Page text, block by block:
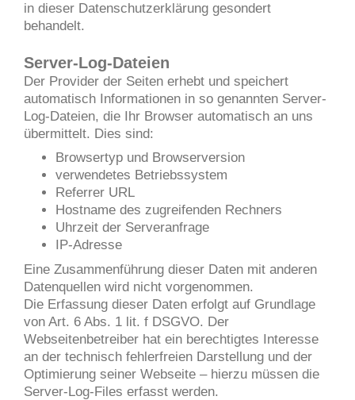
in dieser Datenschutzerklärung gesondert
behandelt.
Server-Log-Dateien
Der Provider der Seiten erhebt und speichert
automatisch Informationen in so genannten Server-
Log-Dateien, die Ihr Browser automatisch an uns
übermittelt. Dies sind:
Browsertyp und Browserversion
verwendetes Betriebssystem
Referrer URL
Hostname des zugreifenden Rechners
Uhrzeit der Serveranfrage
IP-Adresse
Eine Zusammenführung dieser Daten mit anderen
Datenquellen wird nicht vorgenommen.
Die Erfassung dieser Daten erfolgt auf Grundlage
von Art. 6 Abs. 1 lit. f DSGVO. Der
Webseitenbetreiber hat ein berechtigtes Interesse
an der technisch fehlerfreien Darstellung und der
Optimierung seiner Webseite – hierzu müssen die
Server-Log-Files erfasst werden.